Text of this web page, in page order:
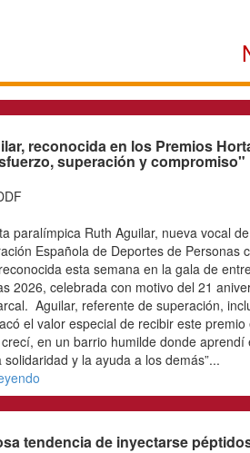
Ruth Aguilar, reconocida en los
Hortanoticias 2026 por su
compromiso"
La deportista paralímpica Ruth Aguilar,
Junta Directiva de la Federación
Personas con Discapacidad Física, fue
semana en la gala de entrega de los
2026, celebrada con motivo del 21
digital comarcal. Aguilar, referente de
y compromiso social, destacó el valor
este premio en su ciudad: “Aquí nací y
barrio humilde donde aprendí el valor
solidaridad y la ayuda a los demás”...